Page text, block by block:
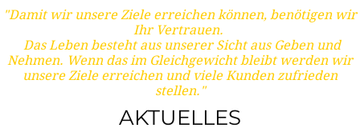
"Damit wir unsere Ziele erreichen können, benötigen wir
Ihr Vertrauen.
Das Leben besteht aus unserer Sicht aus Geben und
Nehmen. Wenn das im Gleichgewicht bleibt werden wir
unsere Ziele erreichen und viele Kunden zufrieden
stellen."
AKTUELLES